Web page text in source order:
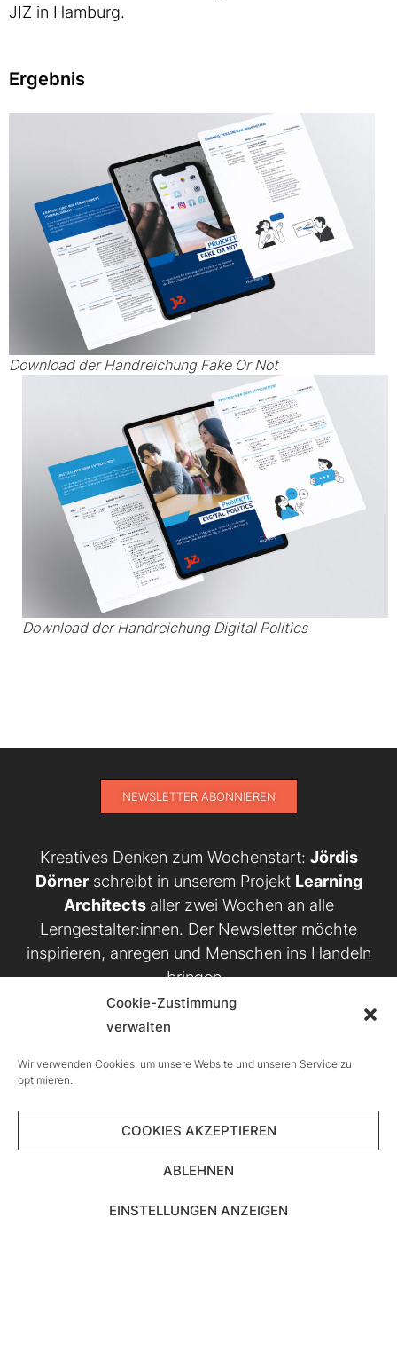
Cookie-Zustimmung
verwalten
Wir verwenden Cookies, um unsere Website und unseren Service zu
optimieren.
COOKIES AKZEPTIEREN
ABLEHNEN
EINSTELLUNGEN ANZEIGEN
JIZ in Hamburg.
Ergebnis
Download der Handreichung Fake Or Not
Download der Handreichung Digital Politics
NEWSLETTER ABONNIEREN
Kreatives Denken zum Wochenstart: Jördis
Dörnerschreibt in unserem Projekt Learning
Architects aller zwei Wochen an alle
Lerngestalter:innen. Der Newsletter möchte
inspirieren, anregen und Menschen ins Handeln
bringen.
KONTAKT
IMPRESSUM
DATENSCHUTZ